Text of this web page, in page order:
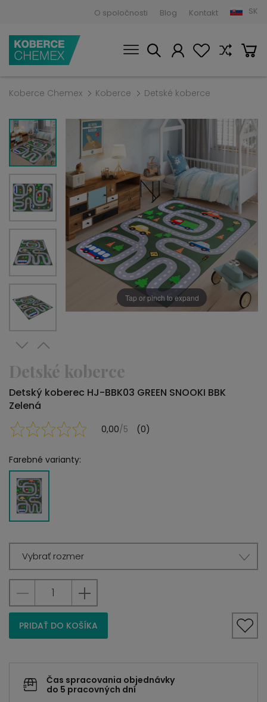
O spoločnosti Blog Kontakt SK
Koberce Chemex Koberce Detské koberce
Tap or pinch to expand
Detské koberce
Detský koberec HJ-BBK03 GREEN SNOOKI BBK
Zelená
0,00/5 (0)
Farebné varianty:
Vybrať rozmer
PRIDAŤ DO KOŠÍKA
Čas spracovania objednávky
do 5 pracovných dní